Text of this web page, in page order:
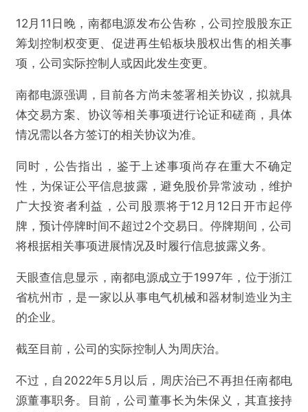
12月11日晚，南都电源发布公告称，公司控股股东正
筹划控制权变更、促进再生铅板块股权出售的相关事
项，公司实际控制人或因此发生变更。
南都电源强调，目前各方尚未签署相关协议，拟就具
体交易方案、协议等相关事项进行论证和磋商，具体
情况需以各方签订的相关协议为准。
同时，公告指出，鉴于上述事项尚存在重大不确定
性，为保证公平信息披露，避免股价异常波动，维护
广大投资者利益，公司股票将于12月12日开市起停
牌，预计停牌时间不超过2个交易日。停牌期间，公司
将根据相关事项进展情况及时履行信息披露义务。
天眼查信息显示，南都电源成立于1997年，位于浙江
省杭州市，是一家以从事电气机械和器材制造业为主
的企业。
截至目前，公司的实际控制人为周庆治。
不过，自2022年5月以后，周庆治已不再担任南都电
源董事职务。目前，公司董事长为朱保义，其直接持